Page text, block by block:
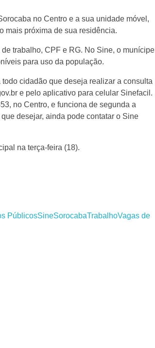
no Centro e a sua unidade móvel,
mais próxima de sua residência.
trabalho, CPF e RG. No Sine, o munícipe
para uso da população.
cidadão que deseja realizar a consulta
e pelo aplicativo para celular Sinefacil.
no Centro, e funciona de segunda a
desejar, ainda pode contatar o Sine
na terça-feira (18).
PúblicosSineSorocabaTrabalhoVagas de